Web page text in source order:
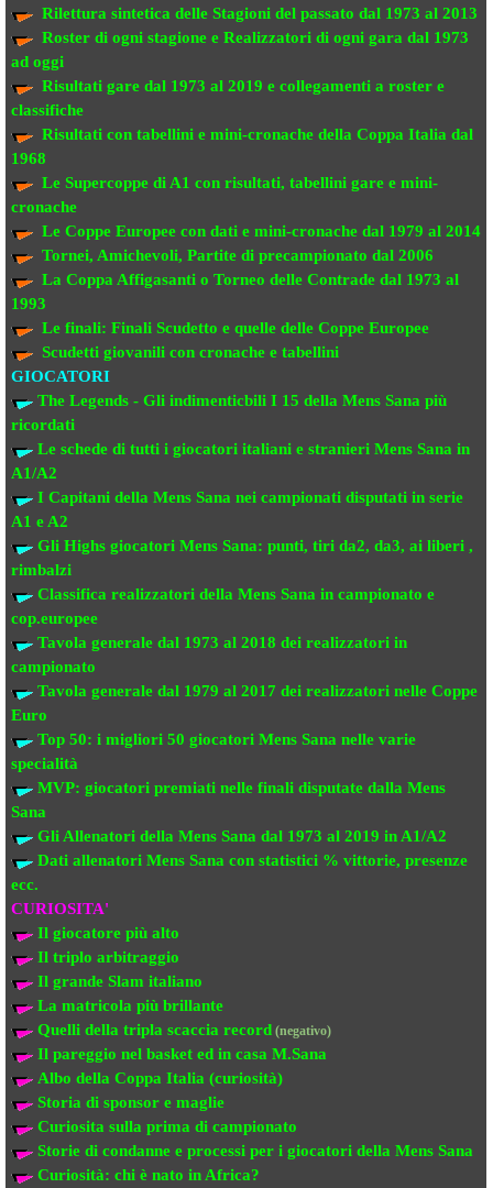
Rilettura sintetica delle Stagioni del passato dal 1973 al 2013
Roster di ogni stagione e Realizzatori di ogni gara dal 1973
ad oggi
Risultati gare dal 1973 al 2019 e collegamenti a roster e
classifiche
Risultati con tabellini e mini-cronache della Coppa Italia dal
1968
Le Supercoppe di A1 con risultati, tabellini gare e mini-
cronache
Le Coppe Europee con dati e mini-cronache dal 1979 al 2014
Tornei, Amichevoli, Partite di precampionato dal 2006
La Coppa Affigasanti o Torneo delle Contrade dal 1973 al
1993
Le finali: Finali Scudetto e quelle delle Coppe Europee
Scudetti giovanili con cronache e tabellini
GIOCATORI
The Legends - Gli indimenticbili I 15 della Mens Sana più
ricordati
Le schede di tutti i giocatori italiani e stranieri Mens Sana in
A1/A2
I Capitani della Mens Sana nei campionati disputati in serie
A1 e A2
Gli Highs giocatori Mens Sana: punti, tiri da2, da3, ai liberi ,
rimbalzi
Classifica realizzatori della Mens Sana in campionato e
cop.europee
Tavola generale dal 1973 al 2018 dei realizzatori in
campionato
Tavola generale dal 1979 al 2017 dei realizzatori nelle Coppe
Euro
Top 50: i migliori 50 giocatori Mens Sana nelle varie
specialità
MVP: giocatori premiati nelle finali disputate dalla Mens
Sana
Gli Allenatori della Mens Sana dal 1973 al 2019 in A1/A2
Dati allenatori Mens Sana con statistici % vittorie, presenze
ecc.
CURIOSITA'
Il giocatore più alto
Il triplo arbitraggio
Il grande Slam italiano
La matricola più brillante
Quelli della tripla scaccia record (negativo)
Il pareggio nel basket ed in casa M.Sana
Albo della Coppa Italia (curiosità)
Storia di sponsor e maglie
Curiosita sulla prima di campionato
Storie di condanne e processi per i giocatori della Mens Sana
Curiosità: chi è nato in Africa?